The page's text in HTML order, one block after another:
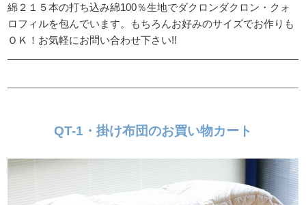
綿２１５本の打ち込み綿100％生地でダクロンダクロン・クォ
ロフィルを包んでいます。もちろんお好みのサイズでお作りも
ＯＫ！お気軽にお問い合わせ下さい!!
QT-1・掛け布団のお買い物カート